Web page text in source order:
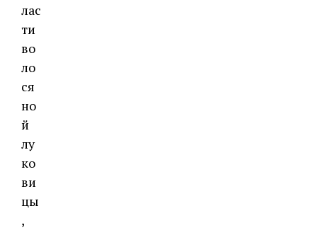
лас
ти
во
ло
ся
но
й
лу
ко
ви
цы
,